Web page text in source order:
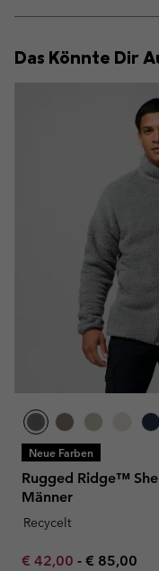
Das Könnte Dir
Neue Farben
Rugged Ridge™
Männer
Recycelt
Minimum sale price:
€ 42,00 - Maximum
€ 85,00